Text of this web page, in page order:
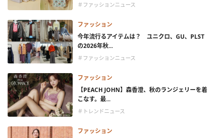
＃ファッションニュース
ファッション
今年流行るアイテムは？ ユニクロ、GU、PLST
の2026年秋...
＃ファッションニュース
ファッション
【PEACH JOHN】森香澄、秋のランジェリーを着
こなす。最...
＃トレンドニュース
ファッション